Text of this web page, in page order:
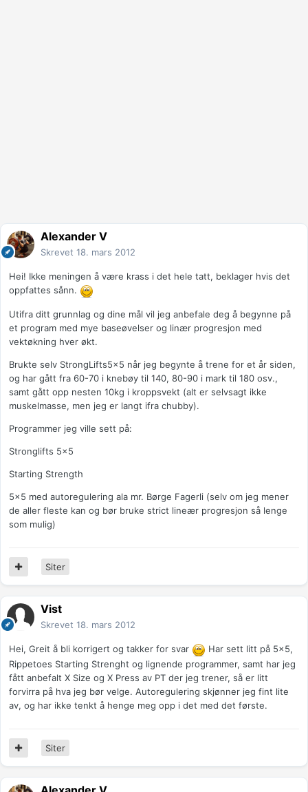
Alexander V
Skrevet 18. mars 2012
Hei! Ikke meningen å være krass i det hele tatt, beklager hvis det
oppfattes sånn.
Utifra ditt grunnlag og dine mål vil jeg anbefale deg å begynne på
et program med mye baseøvelser og linær progresjon med
vektøkning hver økt.
Brukte selv StrongLifts5x5 når jeg begynte å trene for et år siden,
og har gått fra 60-70 i knebøy til 140, 80-90 i mark til 180 osv.,
samt gått opp nesten 10kg i kroppsvekt (alt er selvsagt ikke
muskelmasse, men jeg er langt ifra chubby).
Programmer jeg ville sett på:
Stronglifts 5x5
Starting Strength
5x5 med autoregulering ala mr. Børge Fagerli (selv om jeg mener
de aller fleste kan og bør bruke strict lineær progresjon så lenge
som mulig)
Siter
Vist
Skrevet 18. mars 2012
Hei, Greit å bli korrigert og takker for svar
Har sett litt på 5x5,
Rippetoes Starting Strenght og lignende programmer, samt har jeg
fått anbefalt X Size og X Press av PT der jeg trener, så er litt
forvirra på hva jeg bør velge. Autoregulering skjønner jeg fint lite
av, og har ikke tenkt å henge meg opp i det med det første.
Siter